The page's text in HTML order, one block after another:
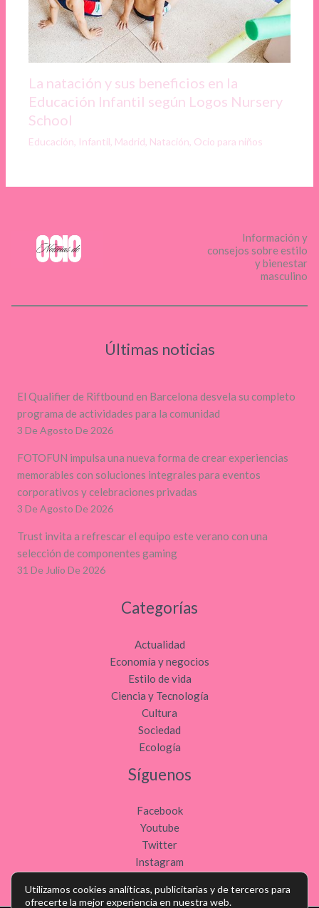
La natación y sus beneficios en la
Educación Infantil según Logos Nursery
School
Educación, Infantil, Madrid, Natación, Ocio para niños
Información y
consejos sobre estilo
y bienestar
masculino
Últimas noticias
El Qualifier de Riftbound en Barcelona desvela su completo
programa de actividades para la comunidad
3 De Agosto De 2026
FOTOFUN impulsa una nueva forma de crear experiencias
memorables con soluciones integrales para eventos
corporativos y celebraciones privadas
3 De Agosto De 2026
Trust invita a refrescar el equipo este verano con una
selección de componentes gaming
31 De Julio De 2026
Categorías
Actualidad
Economía y negocios
Estilo de vida
Ciencia y Tecnología
Cultura
Sociedad
Ecología
Síguenos
Facebook
Youtube
Twitter
Instagram
Utilizamos cookies analíticas, publicitarias y de terceros para
ofrecerte la mejor experiencia en nuestra web.